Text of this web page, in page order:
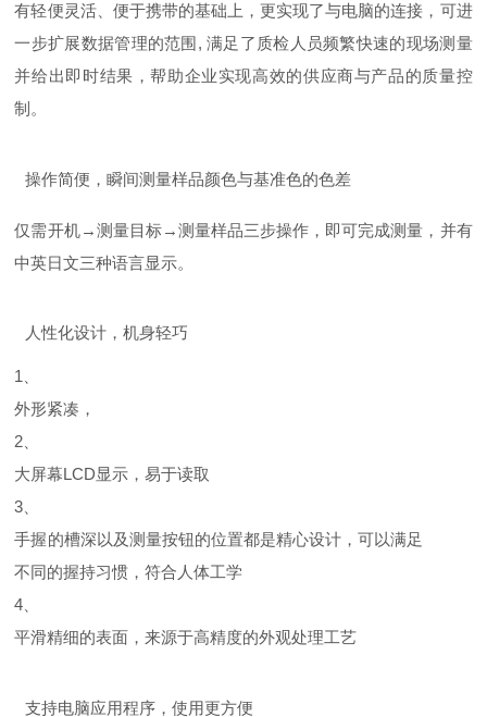
有轻便灵活、便于携带的基础上，更实现了与电脑的连接，可进
一步扩展数据管理的范围, 满足了质检人员频繁快速的现场测量
并给出即时结果，帮助企业实现高效的供应商与产品的质量控
制。
操作简便，瞬间测量样品颜色与基准色的色差
仅需开机→测量目标→测量样品三步操作，即可完成测量，并有
中英日文三种语言显示。
人性化设计，机身轻巧
1、
外形紧凑，
2、
大屏幕LCD显示，易于读取
3、
手握的槽深以及测量按钮的位置都是精心设计，可以满足
不同的握持习惯，符合人体工学
4、
平滑精细的表面，来源于高精度的外观处理工艺
支持电脑应用程序，使用更方便